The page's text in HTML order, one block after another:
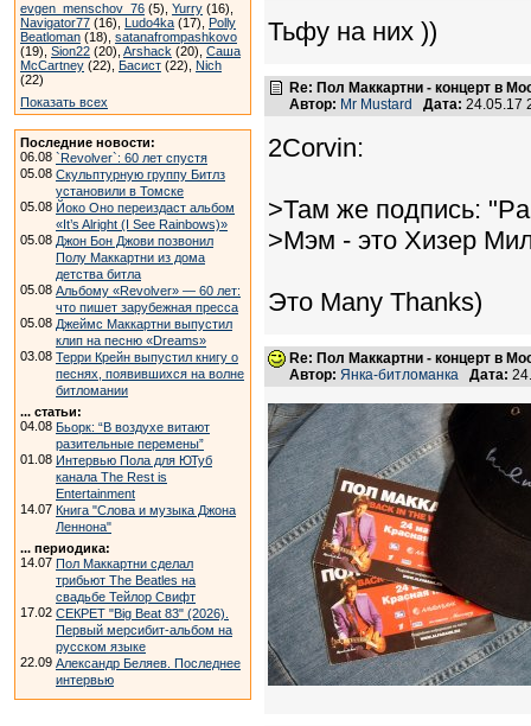
evgen_menschov_76 (5), Yurry (16),
Navigator77 (16), Ludo4ka (17), Polly
Beatloman (18), satanafrompashkovo
(19), Sion22 (20), Arshack (20), Саша
McCartney (22), Басист (22), Nich
(22)
Показать всех
Последние новости:
06.08 `Revolver`: 60 лет спустя
05.08 Скульптурную группу Битлз
установили в Томске
05.08 Йоко Оно переиздаст альбом
«It’s Alright (I See Rainbows)»
05.08 Джон Бон Джови позвонил
Полу Маккартни из дома
детства битла
05.08 Альбому «Revolver» — 60 лет:
что пишет зарубежная пресса
05.08 Джеймс Маккартни выпустил
клип на песню «Dreams»
03.08 Терри Крейн выпустил книгу о
песнях, появившихся на волне
битломании
... статьи:
04.08 Бьорк: “В воздухе витают
разительные перемены”
01.08 Интервью Пола для ЮТуб
канала The Rest is
Entertainment
14.07 Книга "Слова и музыка Джона
Леннона"
... периодика:
14.07 Пол Маккартни сделал
трибьют The Beatles на
свадьбе Тейлор Свифт
17.02 СЕКРЕТ "Big Beat 83" (2026).
Первый мерсибит-альбом на
русском языке
22.09 Александр Беляев. Последнее
интервью
Тьфу на них ))
Re: Пол Маккартни - концерт в
Автор: Mr Mustard Дата:
2Corvin:
>Там же подпись:
>Мэм - это Хизер
Это Many Thanks)
Re: Пол Маккартни - концерт в
Автор: Янка-битломанка Дата: